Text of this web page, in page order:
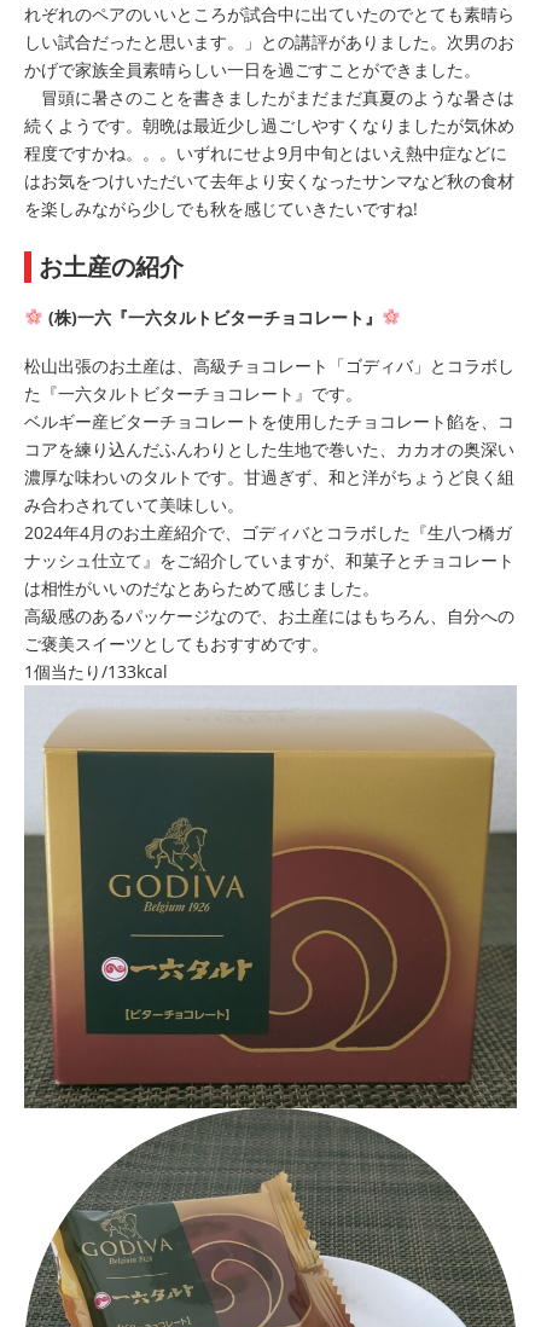
れぞれのペアのいいところが試合中に出ていたのでとても素晴ら
しい試合だったと思います。」との講評がありました。次男のお
かげで家族全員素晴らしい一日を過ごすことができました。
冒頭に暑さのことを書きましたがまだまだ真夏のような暑さは
続くようです。朝晩は最近少し過ごしやすくなりましたが気休め
程度ですかね。。。いずれにせよ9月中旬とはいえ熱中症などに
はお気をつけいただいて去年より安くなったサンマなど秋の食材
を楽しみながら少しでも秋を感じていきたいですね!
お土産の紹介
(株)一六『一六タルトビターチョコレート』
松山出張のお土産は、高級チョコレート「ゴディバ」とコラボし
た『一六タルトビターチョコレート』です。
ベルギー産ビターチョコレートを使用したチョコレート餡を、コ
コアを練り込んだふんわりとした生地で巻いた、カカオの奥深い
濃厚な味わいのタルトです。甘過ぎず、和と洋がちょうど良く組
み合わされていて美味しい。
2024年4月のお土産紹介で、ゴディバとコラボした『生八つ橋ガ
ナッシュ仕立て』をご紹介していますが、和菓子とチョコレート
は相性がいいのだなとあらためて感じました。
高級感のあるパッケージなので、お土産にはもちろん、自分への
ご褒美スイーツとしてもおすすめです。
1個当たり/133kcal